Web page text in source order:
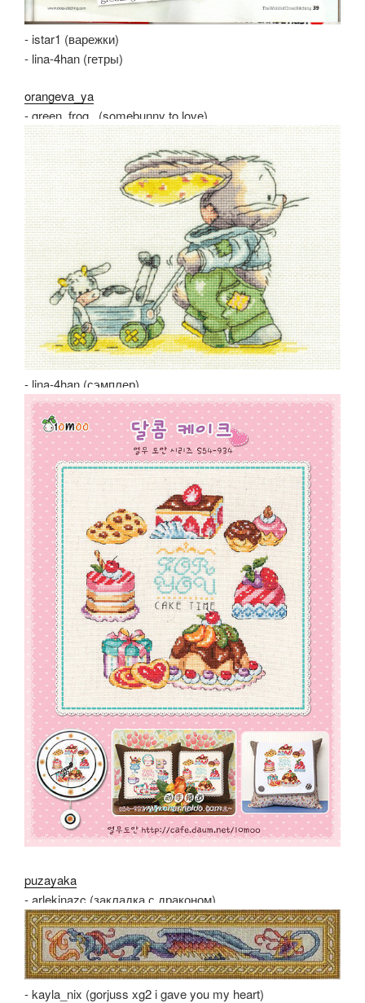
- istar1 (варежки)
- lina-4han (гетры)
orangeva_ya
- green_frog_ (somebunny to love)
- lina-4han (сэмплер)
puzayaka
- arlekinazc (закладка с драконом)
- kayla_nix (gorjuss xg2 i gave you my heart)